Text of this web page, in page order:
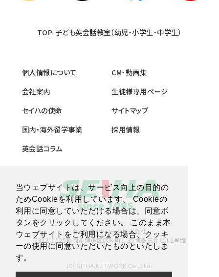
当ウェブサイトは、サービス向上の目的の
ためCookieを利用しています。 Cookieの
利用に同意していただける場合は、同意ボ
タンをクリックしてください。 このまま本
ウェブサイトをご利用になる場合、クッキ
ーの使用に同意いただいたものといたしま
す。
TOP-子ども英会話教室（幼児・小学生・中学生）
個人情報について
会社案内
セイハの使命
国内・海外留学事業
英会話コラム
CM・動画集
生徒様専用ページ
サイトマップ
採用情報
セイハネットワーク株式会社
〒812-0025福岡市博多区店屋町1-35博多三井ビル2号館
(C) SEIHA NETWORK Co.,Ltd.